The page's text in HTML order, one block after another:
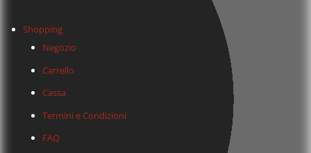
Shopping
Negozio
Carrello
Cassa
Termini e Condizioni
FAQ